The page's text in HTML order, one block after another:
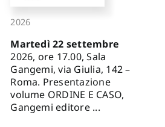
2026
Martedì 22 settembre
2026, ore 17.00, Sala
Gangemi, via Giulia, 142 –
Roma. Presentazione
volume ORDINE E CASO,
Gangemi editore ...